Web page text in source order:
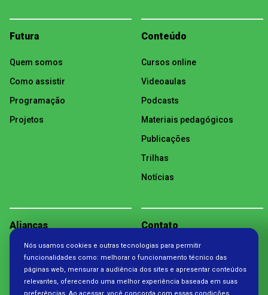
Futura
Quem somos
Como assistir
Programação
Projetos
Conteúdo
Cursos online
Videoaulas
Podcasts
Materiais pedagógicos
Publicações
Trilhas
Notícias
Alianças Contato
Política de Privacidade
Nós usamos cookies e outras tecnologias para permitir
funcionalidades como: melhorar o funcionamento técnico das
páginas web, mensurar a audiência dos sites e apresentar conteúdos
relevantes, oferecendo uma melhor experiência baseada em suas